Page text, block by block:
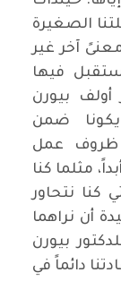
الصغيرة
آخر غير
فيها
أولف بيورن
يكونا ضمن
ظروف عمل
مثلما كنا
كنا نتحاور
أن نراهما
بيورن
دائماً في